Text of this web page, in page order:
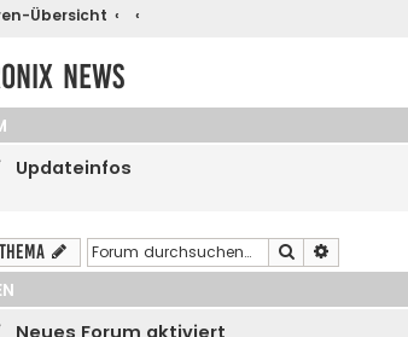
Übersicht
News
Updateinfos
Suche